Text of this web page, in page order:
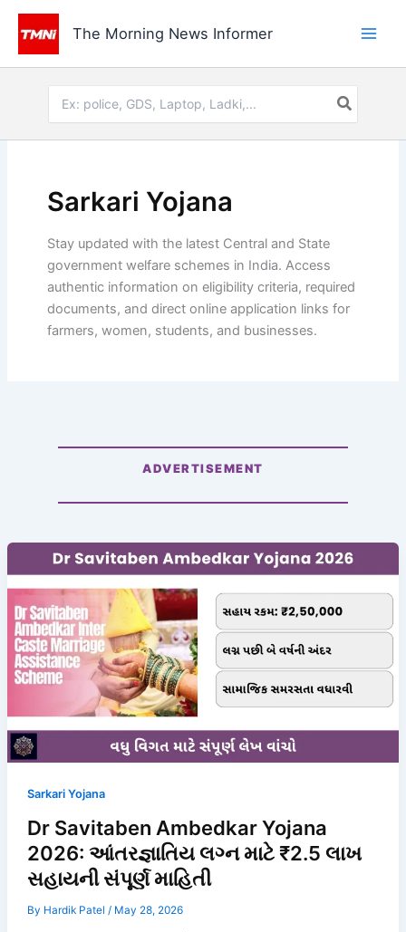
Skip
content
The Morning News Informer
for:
Sarkari Yojana
Stay updated with the latest Central and State
government welfare schemes in India. Access
authentic information on eligibility criteria, required
documents, and direct online application links for
farmers, women, students, and businesses.
ADVERTISEMENT
Sarkari Yojana
Dr Savitaben Ambedkar Yojana
2026: આંતરજ્ઞાતિય લગ્ન માટે ₹2.5 લાખ
સહાયની સંપૂર્ણ માહિતી
By Hardik Patel / May 28, 2026